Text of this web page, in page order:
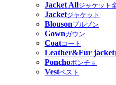
Jacket Allジャケット
Jacketジャケット
Blousonブルゾン
Gownガウン
Coatコート
Leather&Fur jacket
Ponchoポンチョ
Vestベスト